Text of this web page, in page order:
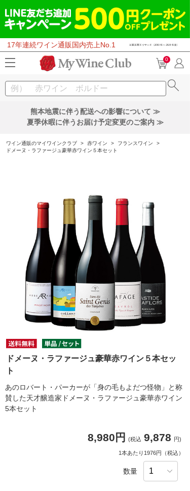
17年連続ワイン通販国内売上No.1
0
熊本地震に伴う配送への影響について ≫
夏季休暇に伴うお届け予定変更のご案内 ≫
ワイン通販のマイワインクラブ > 赤ワイン > フランスワイン
>
ドメーヌ・ラファージュ豪華赤ワイン５本セット
ドメーヌ・ラファージュ豪華赤ワイン５本セッ
ト
あのロバート・パーカーが「身の毛もよだつ怪物」と称
賛した天才醸造家ドメーヌ・ラファージュ豪華赤ワイン
5本セット
8,980円 (税込 9,878 円)
1本あたり1976円（税込）
数量